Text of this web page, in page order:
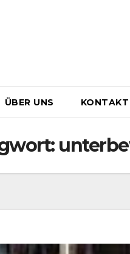
ÜBER UNS KONTAKT